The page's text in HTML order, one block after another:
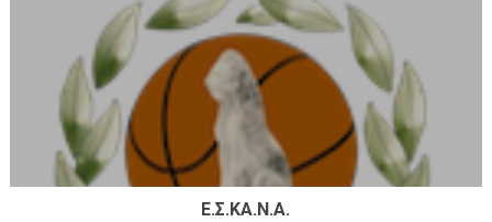
Ε.Σ.ΚΑ.Ν.Α.